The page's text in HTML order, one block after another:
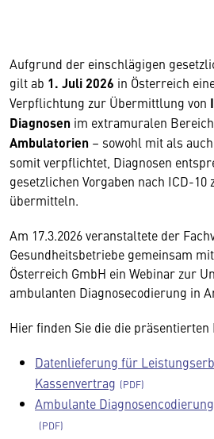
Aufgrund der einschlägigen
gilt ab 1. Juli 2026 in Österreich
Verpflichtung zur Übermittlung von
Diagnosen im extramuralen
Ambulatorien – sowohl mit als
somit verpflichtet, Diagnosen
gesetzlichen Vorgaben nach ICD-10
übermitteln.
Am 17.3.2026 veranstaltete der
Gesundheitsbetriebe gemeinsam
Österreich GmbH ein Webinar zur
ambulanten Diagnosecodierung in
Hier finden Sie die die präsentierten
Datenlieferung für
Kassenvertrag
Ambulante
Wir benötigen Ihre
Hier würden wir Ihnen gerne
Inhalt anzeigen. Dafür